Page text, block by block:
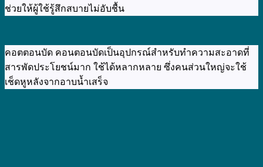
ช่วยให้ผู้ใช้รู้สึกสบายไม่อับชื้น
คอตตอนบัด คอนตอนบัดเป็นอุปกรณ์สำหรับทำความสะอาดที่
สารพัดประโยชน์มาก ใช้ได้หลากหลาย ซึ่งคนส่วนใหญ่จะใช้
เช็ดหูหลังจากอาบน้ำเสร็จ